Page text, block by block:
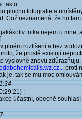
takto:
plochu fotografie a
Což neznamená, že ho
fotka nejem u
plném rozlišení a bez
že prostě existují
výslovně znovu
proti
je, tak se mu moc
:
účastní, obecně